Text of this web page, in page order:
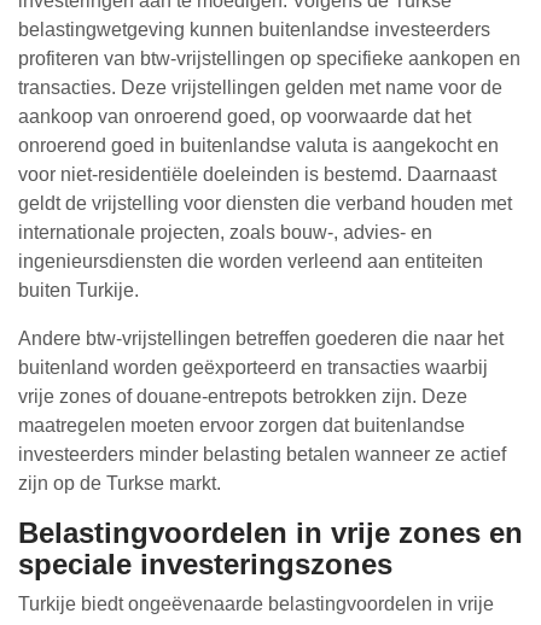
belastingwetgeving kunnen buitenlandse investeerders
profiteren van btw-vrijstellingen op specifieke aankopen en
transacties. Deze vrijstellingen gelden met name voor de
aankoop van onroerend goed, op voorwaarde dat het
onroerend goed in buitenlandse valuta is aangekocht en
voor niet-residentiële doeleinden is bestemd. Daarnaast
geldt de vrijstelling voor diensten die verband houden met
internationale projecten, zoals bouw-, advies- en
ingenieursdiensten die worden verleend aan entiteiten
buiten Turkije.
Andere btw-vrijstellingen betreffen goederen die naar het
buitenland worden geëxporteerd en transacties waarbij
vrije zones of douane-entrepots betrokken zijn. Deze
maatregelen moeten ervoor zorgen dat buitenlandse
investeerders minder belasting betalen wanneer ze actief
zijn op de Turkse markt.
Belastingvoordelen in vrije zones en
speciale investeringszones
Turkije biedt ongeëvenaarde belastingvoordelen in vrije